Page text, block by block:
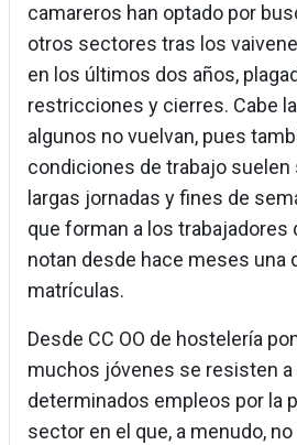
camareros han optado por
otros sectores tras los
en los últimos dos años,
restricciones y cierres. Cabe
algunos no vuelvan, pues
condiciones de trabajo suelen
largas jornadas y fines de
que forman a los trabajadores
notan desde hace meses una
matrículas.
Desde CC OO de hostelería
muchos jóvenes se resisten a
determinados empleos por la
sector en el que, a menudo,